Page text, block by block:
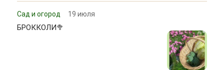
Сад и огород 19 июля
БРОККОЛИ🥦